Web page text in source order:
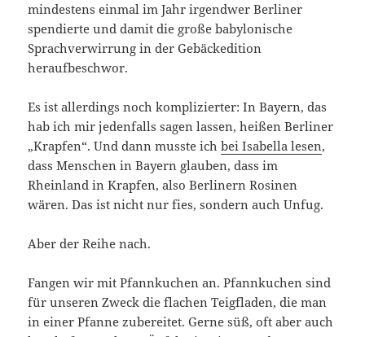
mindestens einmal im Jahr irgendwer Berliner
spendierte und damit die große babylonische
Sprachverwirrung in der Gebäckedition
heraufbeschwor.
Es ist allerdings noch komplizierter: In Bayern, das
hab ich mir jedenfalls sagen lassen, heißen Berliner
„Krapfen“. Und dann musste ichbei Isabella lesen,
dass Menschen in Bayern glauben, dass im
Rheinland in Krapfen, also Berlinern Rosinen
wären. Das ist nicht nur fies, sondern auch Unfug.
Aber der Reihe nach.
Fangen wir mit Pfannkuchen an. Pfannkuchen sind
für unseren Zweck die flachen Teigfladen, die man
in einer Pfanne zubereitet. Gerne süß, oft aber auch